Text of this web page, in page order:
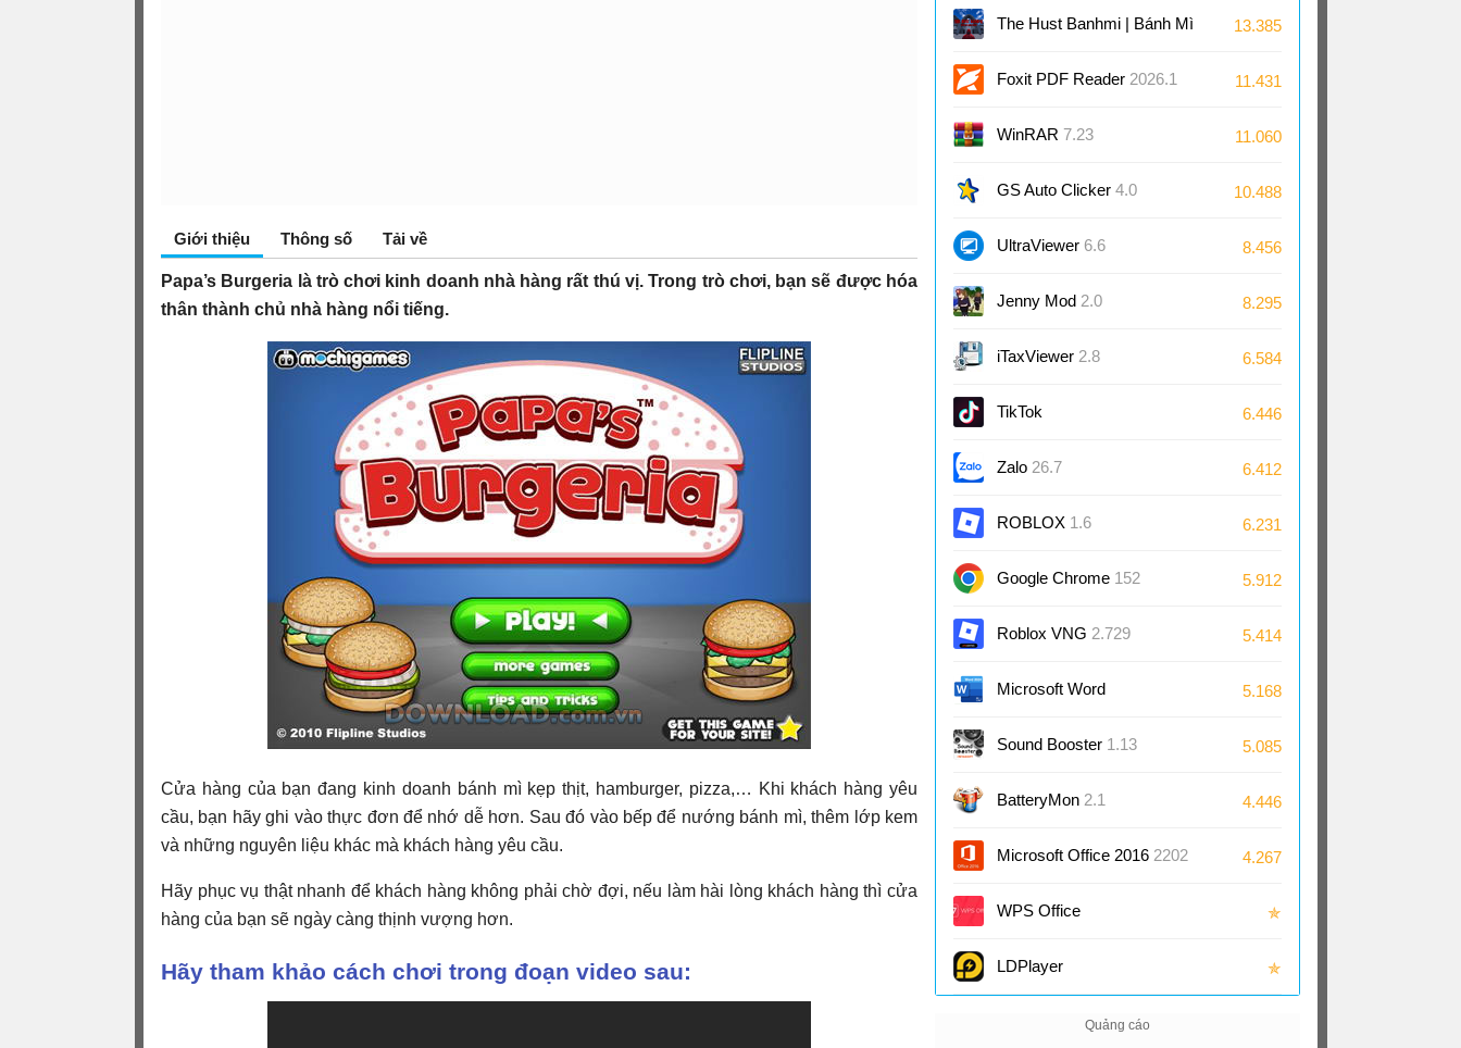
Giới thiệu Thông số Tải về
Papa’s Burgeria là trò chơi kinh doanh nhà hàng rất thú vị. Trong trò chơi, bạn sẽ được hóa
thân thành chủ nhà hàng nổi tiếng.
Cửa hàng của bạn đang kinh doanh bánh mì kẹp thịt, hamburger, pizza,… Khi khách hàng yêu
cầu, bạn hãy ghi vào thực đơn để nhớ dễ hơn. Sau đó vào bếp để nướng bánh mì, thêm lớp kem
và những nguyên liệu khác mà khách hàng yêu cầu.
Hãy phục vụ thật nhanh để khách hàng không phải chờ đợi, nếu làm hài lòng khách hàng thì cửa
hàng của bạn sẽ ngày càng thịnh vượng hơn.
Hãy tham khảo cách chơi trong đoạn video sau:
The Hust Banhmi | Bánh Mì
Bách Khoa
13.385
Foxit PDF Reader 2026.1 11.431
WinRAR 7.23 11.060
GS Auto Clicker 4.0 10.488
UltraViewer 6.6 8.456
Jenny Mod 2.0 8.295
iTaxViewer 2.8 6.584
TikTok 6.446
Zalo 26.7 6.412
ROBLOX 1.6 6.231
Google Chrome 152 5.912
Roblox VNG 2.729 5.414
Microsoft Word
2024/2021/2019/2016
5.168
Sound Booster 1.13 5.085
BatteryMon 2.1 4.446
Microsoft Office 2016 2202
(16.0
4.267
WPS Office ✯
LDPlayer ✯